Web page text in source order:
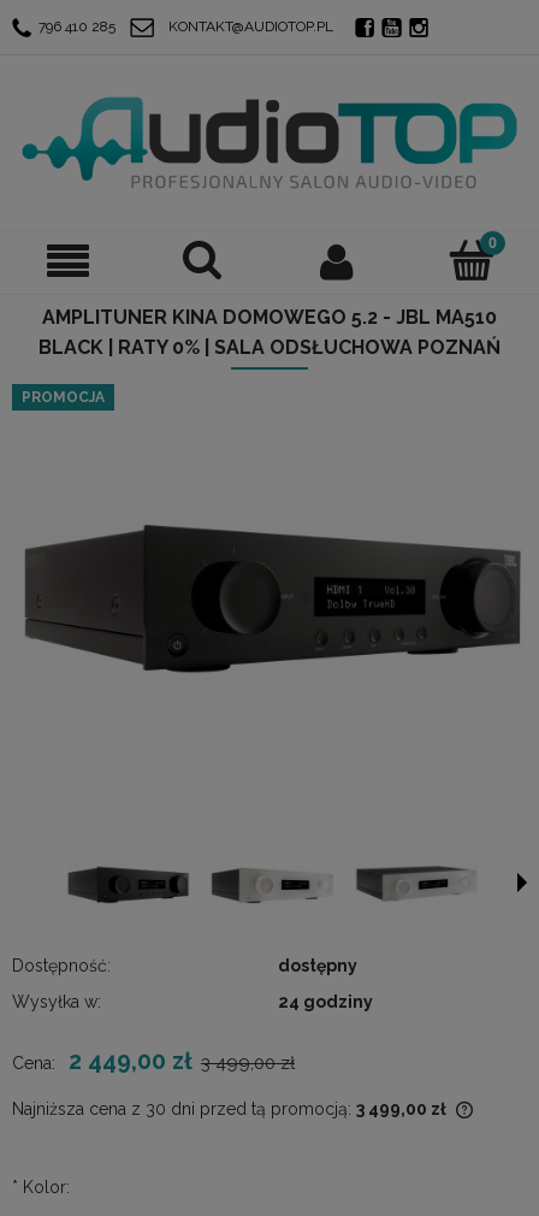
796 410 285 KONTAKT@AUDIOTOP.PL
AMPLITUNER KINA DOMOWEGO 5.2 - JBL MA510
BLACK | RATY 0% | SALA ODSŁUCHOWA POZNAŃ
PROMOCJA
Dostępność:
dostępny
Wysyłka w:
24 godziny
Cena: 2 449,00 zł 3 499,00 zł
Najniższa cena z 30 dni przed tą promocją: 3 499,00 zł
* Kolor: